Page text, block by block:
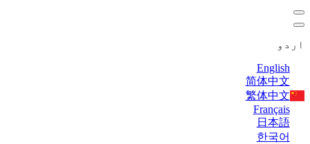
اردو
English
简体中文
繁体中文
Français
日本語
한국어